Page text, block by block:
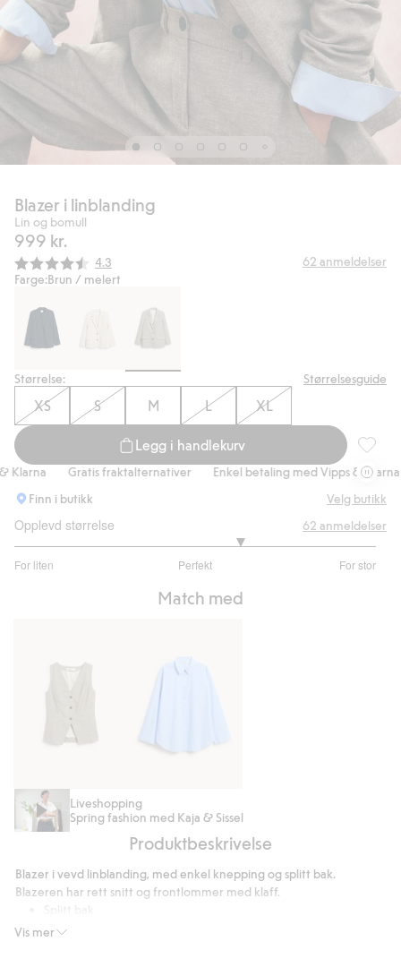
Blazer i linblanding
Lin og bomull
999 kr.
Gjennomsnittskarakter:
4.3 62 anmeldelser
Farge:Brun / melert
Størrelse: Størrelsesguide
XS S M L XL
Legg i handlekurv
Blazer
Gratis fraktalternativer Enkel betaling med Vipps & Klarna
Finn i butikk
Velg butikk
Opplevd størrelse
For liten Perfekt For stor
av
62 anmeldelser
Match med
Vest
Poplinskjorte
Liveshopping
Spring fashion med Kaja & Sissel
Produktbeskrivelse
Vis mer
Blazer i vevd linblanding, med enkel knepping og splitt bak.
Blazeren har rett snitt og frontlommer med klaff.
Innsydde skulderputer